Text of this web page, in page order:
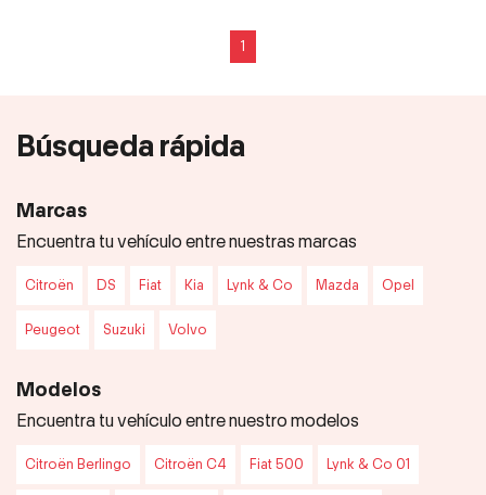
1
Búsqueda rápida
Marcas
Encuentra tu vehículo entre nuestras marcas
Citroën DS Fiat Kia Lynk & Co Mazda Opel
Peugeot Suzuki Volvo
Modelos
Encuentra tu vehículo entre nuestro modelos
Citroën Berlingo Citroën C4 Fiat 500 Lynk & Co 01